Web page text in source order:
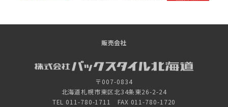
販売会社
〒007-0834
北海道札幌市東区北34条東26-2-24
TEL 011-780-1711 FAX 011-780-1720